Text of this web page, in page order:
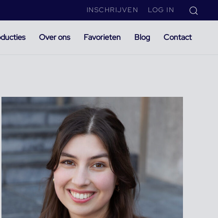
INSCHRIJVEN LOG IN
Over ons Favorieten Blog Contact